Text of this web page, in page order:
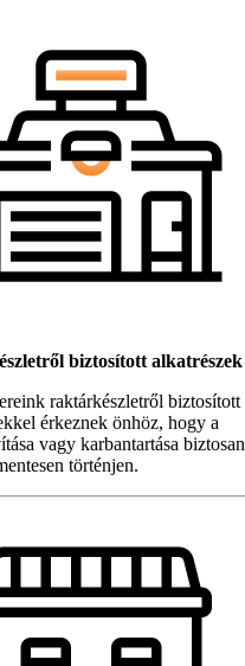
biztosított alkatrészek
raktárkészletről biztosított
érkeznek önhöz, hogy a
vagy karbantartása biztosan
történjen.